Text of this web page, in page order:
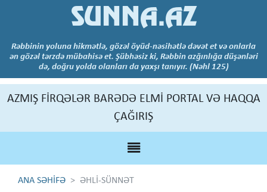
SUNNA.AZ
Rəbbinin yoluna hikmətlə, gözəl öyüd-nəsihətlə dəvət et və onlarla
ən gözəl tərzdə mübahisə et. Şübhəsiz ki, Rəbbin azğınlığa düşənləri
də, doğru yolda olanları da yaxşı tanıyır. (Nəhl 125)
AZMIŞ FİRQƏLƏR BARƏDƏ ELMİ PORTAL VƏ HAQQA
ÇAĞIRIŞ
ANA SƏHİFƏ ƏHLİ-SÜNNƏT